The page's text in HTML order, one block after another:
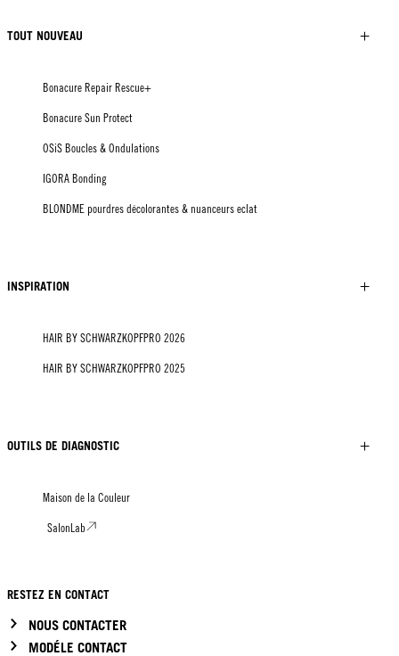
TOUT NOUVEAU
Bonacure Repair Rescue+
Bonacure Sun Protect
OSiS Boucles & Ondulations
IGORA Bonding
BLONDME pourdres décolorantes & nuanceurs eclat
INSPIRATION
HAIR BY SCHWARZKOPFPRO 2026
HAIR BY SCHWARZKOPFPRO 2025
OUTILS DE DIAGNOSTIC
Maison de la Couleur
SalonLab
RESTEZ EN CONTACT
NOUS CONTACTER
MODÉLE CONTACT